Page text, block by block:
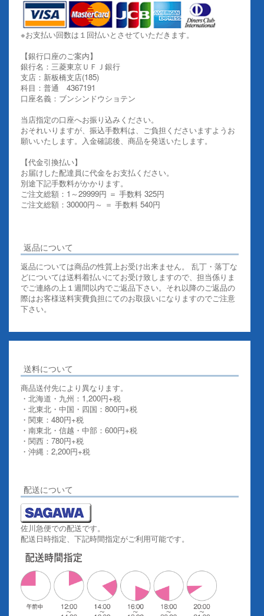
※お支払い回数は１回払いとさせていただきます。
【銀行口座のご案内】
銀行名：三菱東京ＵＦＪ銀行
支店：新板橋支店(185)
科目：普通 4367191
口座名義：ブンシンドウショテン
当店指定の口座へお振り込みください。
おそれいりますが、振込手数料は、ご負担くださいますようお
願いいたします。入金確認後、商品を発送いたします。
【代金引換払い】
お届けした配達員に代金をお支払ください。
別途下記手数料がかかります。
ご注文総額：1～29999円 ＝ 手数料 325円
ご注文総額：30000円～ ＝ 手数料 540円
返品について
返品については商品の性質上お受け出来ません。 乱丁・落丁な
どについては送料着払いにてお受け致しますので、担当係りま
でご連絡の上１週間以内でご返品下さい。それ以降のご返品の
際はお客様送料実費負担にてのお取扱いになりますのでご注意
下さい。
送料について
商品送付先により異なります。
・北海道・九州：1,200円+税
・北東北・中国・四国：800円+税
・関東：480円+税
・南東北・信越・中部：600円+税
・関西：780円+税
・沖縄：2,200円+税
配送について
佐川急便での配送です。
配送日時指定、下記時間指定がご利用可能です。